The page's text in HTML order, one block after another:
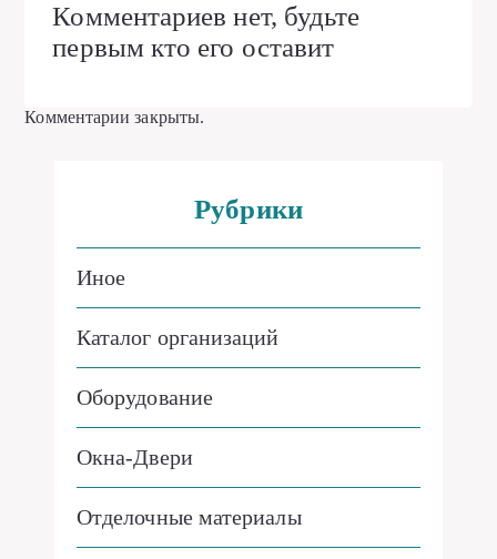
Комментариев нет, будьте
первым кто его оставит
Комментарии закрыты.
Рубрики
Иное
Каталог организаций
Оборудование
Окна-Двери
Отделочные материалы